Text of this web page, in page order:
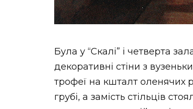
Була у “Скалі” і четверта
декоративні стіни з
трофеї на кшталт оленячих
грубі, а замість стільців